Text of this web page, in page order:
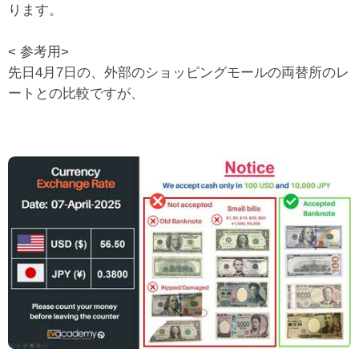
ります。
< 参考用>
先日4月7日の、外部のショッピングモールの両替所のレ
ートとの比較ですが、